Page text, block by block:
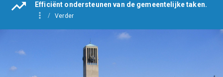
Efficiënt ondersteunen van de gemeentelijke taken.
Verder